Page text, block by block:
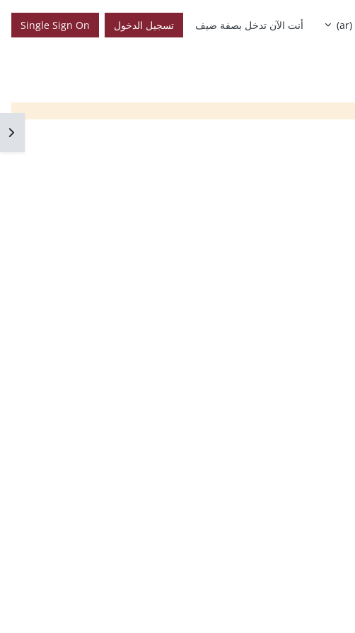
أنت الآن تدخل بصفة ضيف تسجيل الدخول Single Sign On